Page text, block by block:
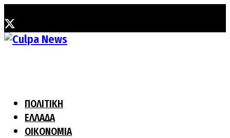
ΠΟΛΙΤΙΚΗ
ΕΛΛΑΔΑ
ΟΙΚΟΝΟΜΙΑ